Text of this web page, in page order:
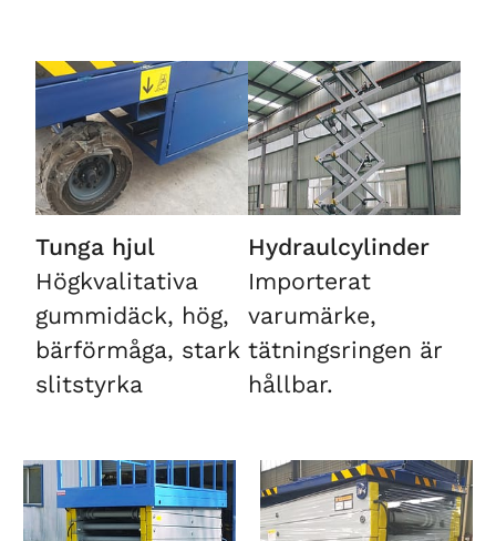
Tunga hjul
Högkvalitativa
gummidäck, hög,
bärförmåga, stark
slitstyrka
Hydraulcylinder
Importerat
varumärke,
tätningsringen är
hållbar.